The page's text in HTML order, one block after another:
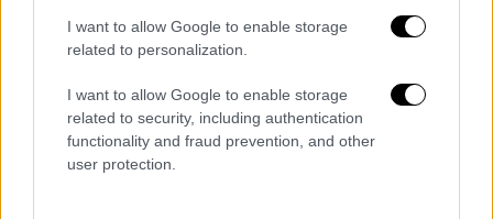
I want to allow Google to enable storage
related to personalization.
I want to allow Google to enable storage
related to security, including authentication
functionality and fraud prevention, and other
user protection.
POPULAR VIDEOS
Ώρα Ελλάδος...|06.08.2026 10:06
Ώρα Ελλάδος 06/08/2026